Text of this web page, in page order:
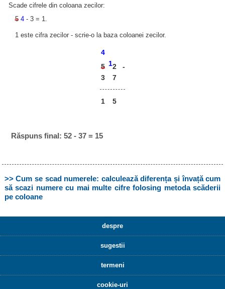
Scade cifrele din coloana zecilor:
5 4- 3 = 1.
1 este cifra zecilor - scrie-o la baza coloanei zecilor.
4
5 12
-
3
7
1 5
Răspuns final: 52 - 37 = 15
>> Cum se scad numerele: calculează diferența și învață cum
să scazi numere cu mai multe cifre folosing metoda scăderii
pe coloane
despre
sugestii
termeni
cookie-uri